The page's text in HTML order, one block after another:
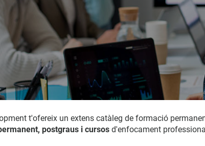
t'ofereix un extens catàleg de formació
postgraus i cursos d'enfocament